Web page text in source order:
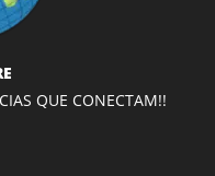
QUE CONECTAM!!